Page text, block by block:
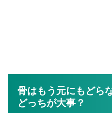
骨はもう元にもどら
どっちが大事？